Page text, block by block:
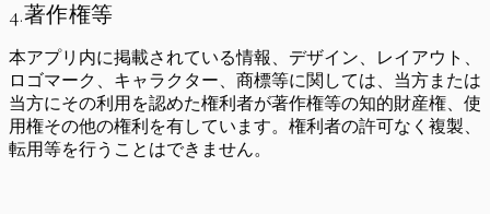
4.著作権等
本アプリ内に掲載されている情報、デザイン、レイアウト、
ロゴマーク、キャラクター、商標等に関しては、当方または
当方にその利用を認めた権利者が著作権等の知的財産権、使
用権その他の権利を有しています。権利者の許可なく複製、
転用等を行うことはできません。